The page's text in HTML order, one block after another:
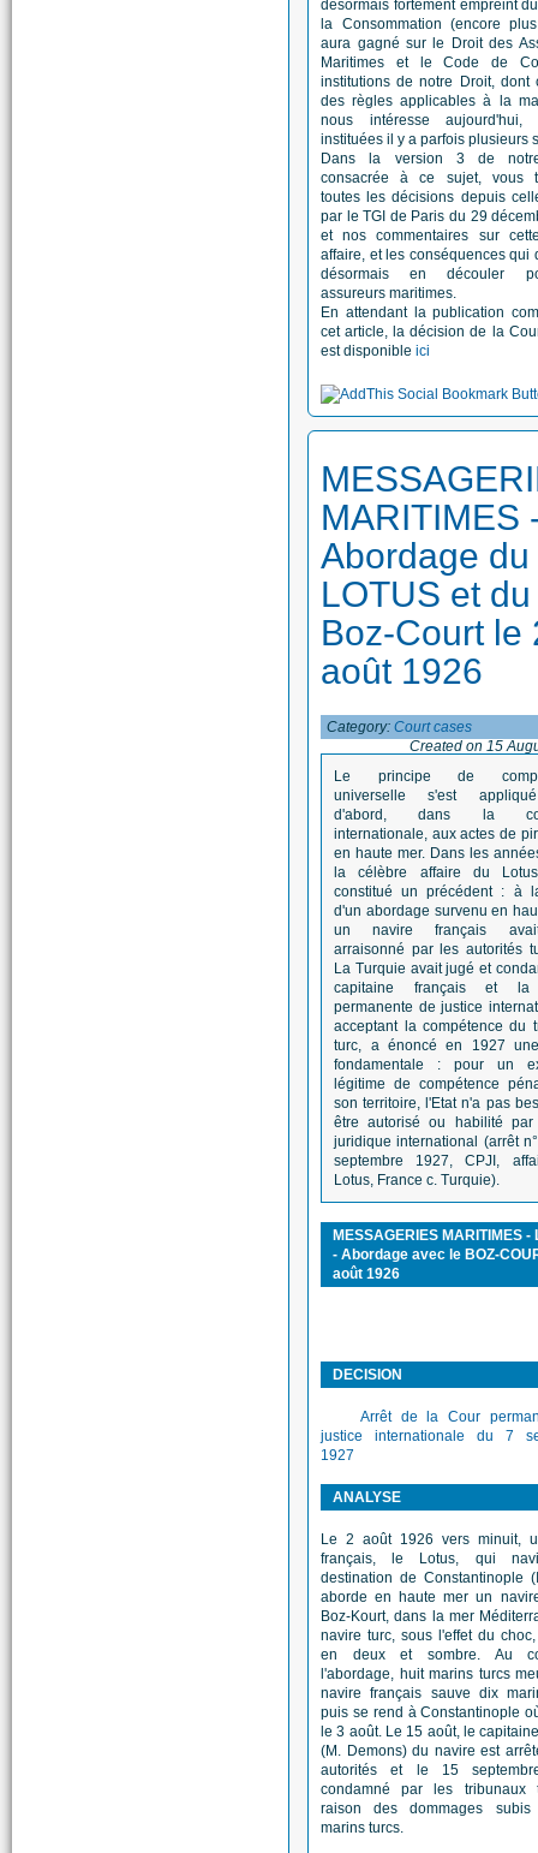
désormais fortement empreint
la Consommation (encore
aura gagné sur le Droit des
Maritimes et le Code de
institutions de notre Droit, dont
des règles applicables à la
nous intéresse
instituées il y a parfois plusieurs
Dans la version 3 de
consacrée à ce sujet, vous
toutes les décisions depuis
par le TGI de Paris du 29
et nos commentaires sur
affaire, et les conséquences qui
désormais en découler
assureurs maritimes.
En attendant la publication
cet article, la décision de la
est disponibleici
MARITIMES
Abordage du
LOTUS et du
Boz-Court le
août 1926
Category:Court cases
Created on 15
Le principe de
universelle s'est
d'abord, dans la
internationale, aux actes de
en haute mer. Dans les
la célèbre affaire du
constitué un précédent : à
d'un abordage survenu en
un navire français
arraisonné par les autorités
La Turquie avait jugé et
capitaine français et la
permanente de justice
acceptant la compétence du
turc, a énoncé en 1927
fondamentale : pour un
légitime de compétence
son territoire, l'Etat n'a pas
être autorisé ou habilité par
juridique international (arrêt
septembre 1927, CPJI,
Lotus, France c. Turquie).
MESSAGERIES MARITIMES -
- Abordage avec le BOZ-
août 1926
DECISION
Arrêt de la Cour
justice internationale du 7
1927
ANALYSE
Le 2 août 1926 vers minuit,
français, le Lotus, qui
destination de Constantinople
aborde en haute mer un
Boz-Kourt, dans la mer
navire turc, sous l'effet du
en deux et sombre. Au
l'abordage, huit marins turcs
navire français sauve dix
puis se rend à Constantinople
le 3 août. Le 15 août, le
(M. Demons) du navire est
autorités et le 15
condamné par les tribunaux
raison des dommages
marins turcs.